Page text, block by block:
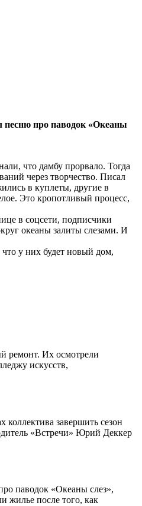
песню про паводок «Океаны
что дамбу прорвало. Тогда
через творчество. Писал
в куплеты, другие в
Это кропотливый процесс,
в соцсети, подписчики
океаны залиты слезами. И
у них будет новый дом,
ремонт. Их осмотрели
искусств,
завершить сезон
«Встречи» Юрий Деккер
паводок «Океаны слез»,
жилье после того, как